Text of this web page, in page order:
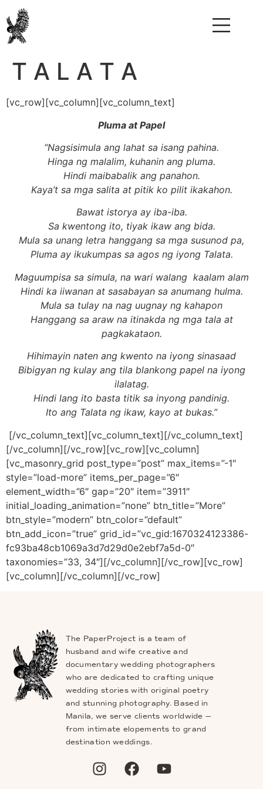
T A L A T A
[vc_row][vc_column][vc_column_text]
Pluma at Papel
“Nagsisimula ang lahat sa isang pahina.
Hinga ng malalim, kuhanin ang pluma.
Hindi maibabalik ang panahon.
Kaya’t sa mga salita at pitik ko pilit ikakahon.
Bawat istorya ay iba-iba.
Sa kwentong ito, tiyak ikaw ang bida.
Mula sa unang letra hanggang sa mga susunod pa,
Pluma ay ikukumpas sa agos ng iyong Talata.
Maguumpisa sa simula, na wari walang kaalam alam
Hindi ka iiwanan at sasabayan sa anumang hulma.
Mula sa tulay na nag uugnay ng kahapon
Hanggang sa araw na itinakda ng mga tala at
pagkakataon.
Hihimayin naten ang kwento na iyong sinasaad
Bibigyan ng kulay ang tila blankong papel na iyong
ilalatag.
Hindi lang ito basta titik sa inyong pandinig.
Ito ang Talata ng ikaw, kayo at bukas.”
[/vc_column_text][vc_column_text][/vc_column_text]
[/vc_column][/vc_row][vc_row][vc_column]
[vc_masonry_grid post_type=”post” max_items=”-1″
style=”load-more” items_per_page=”6″
element_width=”6″ gap=”20″ item=”3911″
initial_loading_animation=”none” btn_title=”More”
btn_style=”modern” btn_color=”default”
btn_add_icon=”true” grid_id=”vc_gid:1670324123386-
fc93ba48cb1069a3d7d29d0e2ebf7a5d-0″
taxonomies=”33, 34″][/vc_column][/vc_row][vc_row]
[vc_column][/vc_column][/vc_row]
The PaperProject is a team of
husband and wife creative and
documentary wedding photographers
who are dedicated to crafting unique
wedding stories with original poetry
and stunning photography. Based in
Manila, we serve clients worldwide —
from intimate elopements to grand
destination weddings.